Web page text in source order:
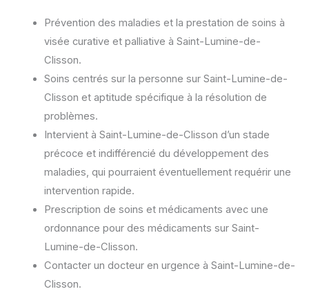
Prévention des maladies et la prestation de soins à
visée curative et palliative à Saint-Lumine-de-
Clisson.
Soins centrés sur la personne sur Saint-Lumine-de-
Clisson et aptitude spécifique à la résolution de
problèmes.
Intervient à Saint-Lumine-de-Clisson d’un stade
précoce et indifférencié du développement des
maladies, qui pourraient éventuellement requérir une
intervention rapide.
Prescription de soins et médicaments avec une
ordonnance pour des médicaments sur Saint-
Lumine-de-Clisson.
Contacter un docteur en urgence à Saint-Lumine-de-
Clisson.